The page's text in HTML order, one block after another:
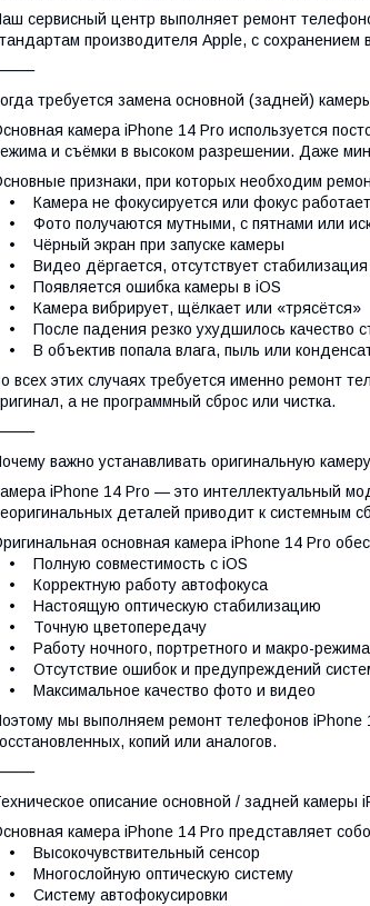
сервисный центр выполняет ремонт
производителя Apple, с
требуется замена основной (задней)
камера iPhone 14 Pro используется
и съёмки в высоком разрешении. Даже
признаки, при которых необходим
• Камера не фокусируется или фокус
• Фото получаются мутными, с пятнами или
• Чёрный экран при запуске камеры
• Видео дёргается, отсутствует стабилизация
• Появляется ошибка камеры в iOS
• Камера вибрирует, щёлкает или «трясётся»
• После падения резко ухудшилось качество
• В объектив попала влага, пыль или
всех этих случаях требуется именно ремонт
а не программный сброс или чистка.
важно устанавливать оригинальную
iPhone 14 Pro — это интеллектуальный
деталей приводит к системным
основная камера iPhone 14 Pro
• Полную совместимость с iOS
• Корректную работу автофокуса
• Настоящую оптическую стабилизацию
• Точную цветопередачу
• Работу ночного, портретного и макро-режима
• Отсутствие ошибок и предупреждений
• Максимальное качество фото и видео
мы выполняем ремонт телефонов iPhone
копий или аналогов.
описание основной / задней камеры
камера iPhone 14 Pro представляет
• Высокочувствительный сенсор
• Многослойную оптическую систему
• Систему автофокусировки